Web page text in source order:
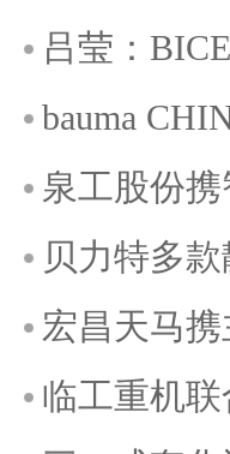
吕莹：
bauma
泉工股份
贝力特多
宏昌天马
临工重机